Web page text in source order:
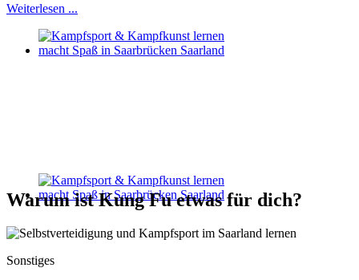
Weiterlesen ...
Warum ist Kung Fu etwas für dich?
Sonstiges